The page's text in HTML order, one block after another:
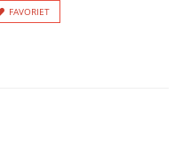
FAVORIET